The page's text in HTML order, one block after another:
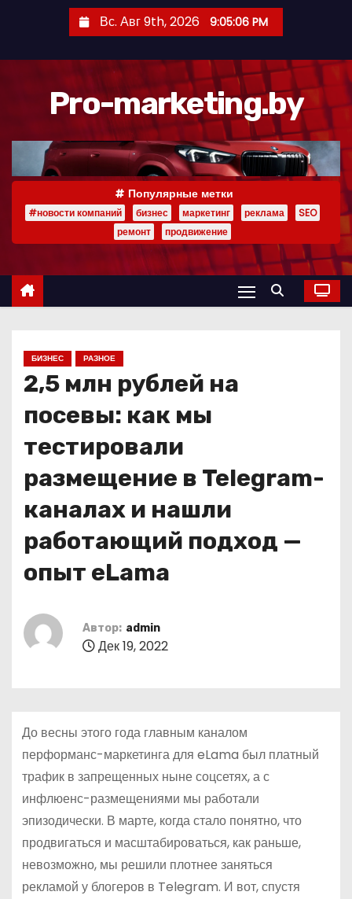
р
Вс. Авг 9th, 2026 9:05:07 PM
Pro-marketing.by
Популярные метки
#новости компаний бизнес маркетинг реклама
SEO
ремонт
продвижение
БИЗНЕС РАЗНОЕ
2,5 млн рублей на
посевы: как мы
тестировали
размещение в Telegram-
каналах и нашли
работающий подход —
опыт eLama
Автор: admin
Дек 19, 2022
До весны этого года главным каналом
перформанс-маркетинга для eLama был платный
трафик в запрещенных ныне соцсетях, а с
инфлюенс-размещениями мы работали
эпизодически. В марте, когда стало понятно, что
продвигаться и масштабироваться, как раньше,
невозможно, мы решили плотнее заняться
рекламой у блогеров в Telegram. И вот, спустя